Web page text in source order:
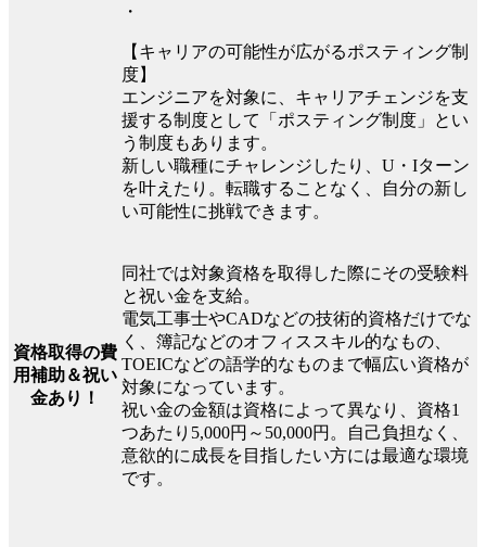
・
【キャリアの可能性が広がるポスティング制
度】
エンジニアを対象に、キャリアチェンジを支
援する制度として「ポスティング制度」とい
う制度もあります。
新しい職種にチャレンジしたり、U・Iターン
を叶えたり。転職することなく、自分の新し
い可能性に挑戦できます。
資格取得の費
用補助＆祝い
金あり！
同社では対象資格を取得した際にその受験料
と祝い金を支給。
電気工事士やCADなどの技術的資格だけでな
く、簿記などのオフィススキル的なもの、
TOEICなどの語学的なものまで幅広い資格が
対象になっています。
祝い金の金額は資格によって異なり、資格1
つあたり5,000円～50,000円。自己負担なく、
意欲的に成長を目指したい方には最適な環境
です。